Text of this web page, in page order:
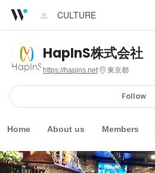
CULTURE
HapInS株式会社
https://hapins.net 東京都
Follow
Home About us Members